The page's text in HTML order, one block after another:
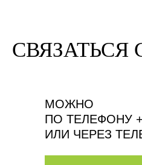
СВЯЗАТЬСЯ
МОЖНО
ПО ТЕЛЕФОНУ
ИЛИ ЧЕРЕЗ